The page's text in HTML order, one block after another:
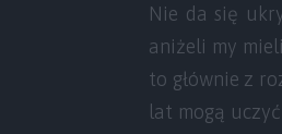
Nie da się
aniżeli my
to głównie z
lat mogą